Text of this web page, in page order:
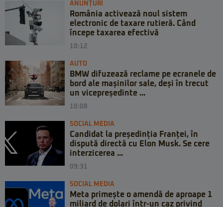
ANUNȚURI
România activează noul sistem
electronic de taxare rutieră. Când
începe taxarea efectivă
10:12
AUTO
BMW difuzează reclame pe ecranele de
bord ale mașinilor sale, deși în trecut
un vicepreședinte ...
10:08
SOCIAL MEDIA
Candidat la președinția Franței, în
dispută directă cu Elon Musk. Se cere
interzicerea ...
09:31
SOCIAL MEDIA
Meta primește o amendă de aproape 1
miliard de dolari într-un caz privind